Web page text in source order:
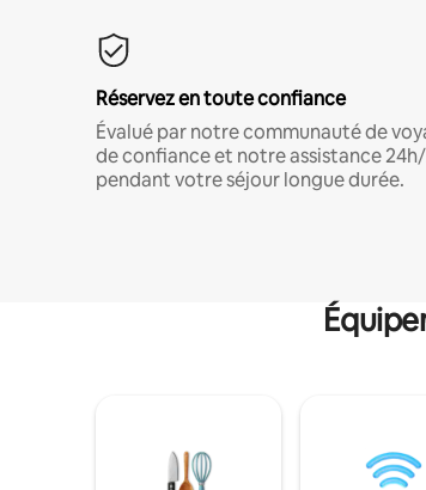
Réservez en toute confiance
Évalué par notre communauté de
de confiance et notre assistance
pendant votre séjour longue durée.